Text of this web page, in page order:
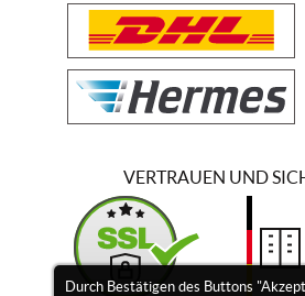
Durch Bestätigen des Buttons
VERTRAUEN UND